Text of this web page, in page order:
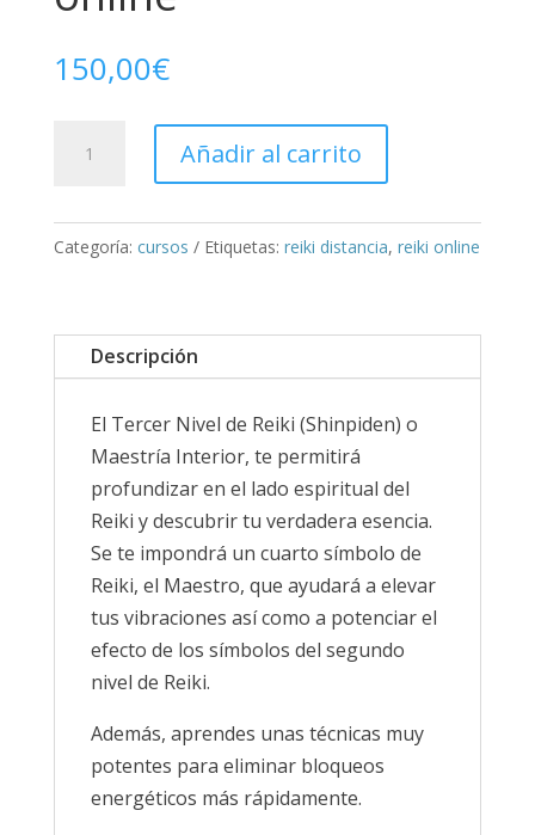
150,00€
nivel
Reiki
online
Añadir al carrito
Categoría: cursos Etiquetas: reiki distancia, reiki online
Descripción
El Tercer Nivel de Reiki (Shinpiden) o
Maestría Interior, te permitirá
profundizar en el lado espiritual del
Reiki y descubrir tu verdadera esencia.
Se te impondrá un cuarto símbolo de
Reiki, el Maestro, que ayudará a elevar
tus vibraciones así como a potenciar el
efecto de los símbolos del segundo
nivel de Reiki.
Además, aprendes unas técnicas muy
potentes para eliminar bloqueos
energéticos más rápidamente.